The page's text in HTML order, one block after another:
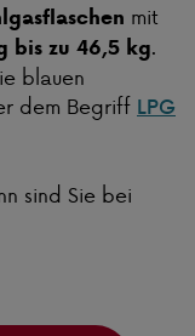
mit
bis zu 46,5 kg.
blauen
dem Begriff LPG
sind Sie bei